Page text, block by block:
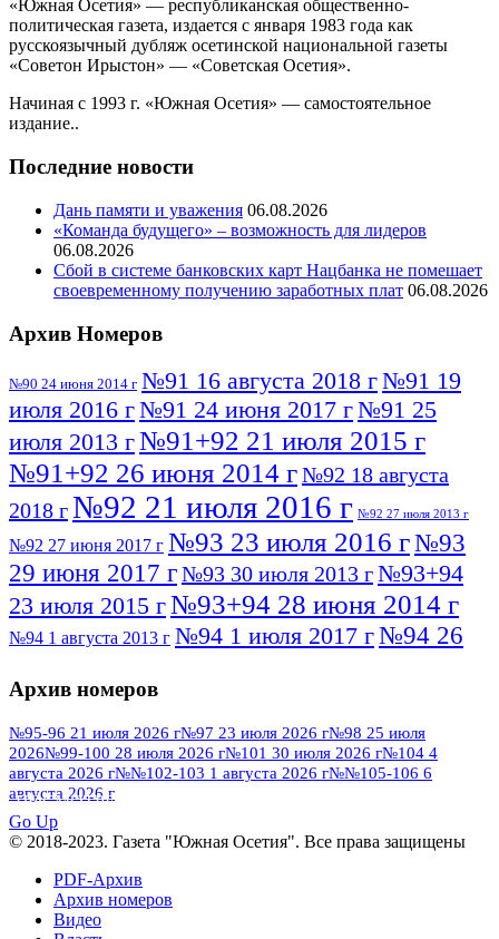
«Южная Осетия» — республиканская общественно-
политическая газета, издается с января 1983 года как
русскоязычный дубляж осетинской национальной газеты
«Советон Ирыстон» — «Советская Осетия».
Начиная с 1993 г. «Южная Осетия» — самостоятельное
издание..
Последние новости
Дань памяти и уважения 06.08.2026
«Команда будущего» – возможность для лидеров
06.08.2026
Сбой в системе банковских карт Нацбанка не помешает
своевременному получению заработных плат 06.08.2026
Архив Номеров
№90 24 июня 2014 г №91 16 августа 2018 г№91 19
июля 2016 г№91 24 июня 2017 г№91 25
июля 2013 г№91+92 21 июля 2015 г
№91+92 26 июня 2014 г№92 18 августа
2018 г№92 21 июля 2016 г №92 27 июля 2013 г
№92 27 июня 2017 г №93 23 июля 2016 г№93
29 июня 2017 г№93 30 июля 2013 г№93+94
23 июля 2015 г№93+94 28 июня 2014 г
№94 1 августа 2013 г №94 1 июля 2017 г№94 26
№95 7 августа 2012 г
№95 28 июля 2016 г№95+96 3 августа
2013 г№96 6 июля 2017 г№96 9 августа
2012 г №96 28 июля 2015 г
№96+97 30 июля 2016 г
№97 11 августа 2012 г
№97 30 июля 2015 г
№98 2 августа 2016 г
Архив номеров
№95-96 21 июля 2026 г№97 23 июля 2026 г№98 25 июля
2026№99-100 28 июля 2026 г№101 30 июля 2026 г№104 4
августа 2026 г№№102-103 1 августа 2026 г№№105-106 6
августа 2026 г
ПОСМОТРЕТЬ ВСЕ
Go Up
© 2018-2023. Газета "Южная Осетия". Все права защищены
PDF-Архив
Архив номеров
Видео